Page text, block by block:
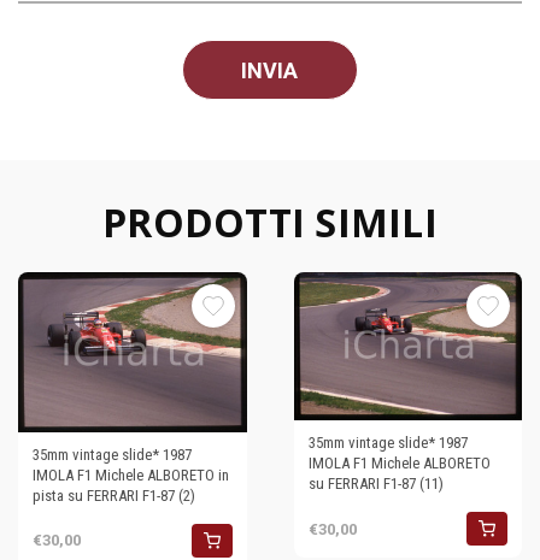
PRODOTTI SIMILI
35mm vintage slide* 1987
IMOLA F1 Michele ALBORETO in
pista su FERRARI F1-87 (2)
€30,00
35mm vintage slide* 1987
IMOLA F1 Michele ALBORETO
su FERRARI F1-87 (11)
€30,00